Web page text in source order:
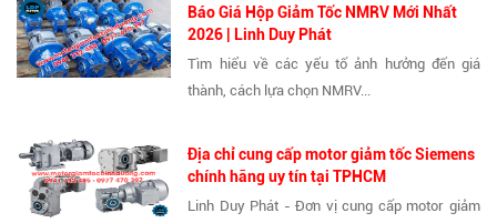
Báo Giá Hộp Giảm Tốc NMRV Mới Nhất
2026 | Linh Duy Phát
Tìm hiểu về các yếu tố ảnh hưởng đến giá
thành, cách lựa chọn NMRV...
Địa chỉ cung cấp motor giảm tốc Siemens
chính hãng uy tín tại TPHCM
Linh Duy Phát - Đơn vị cung cấp motor giảm